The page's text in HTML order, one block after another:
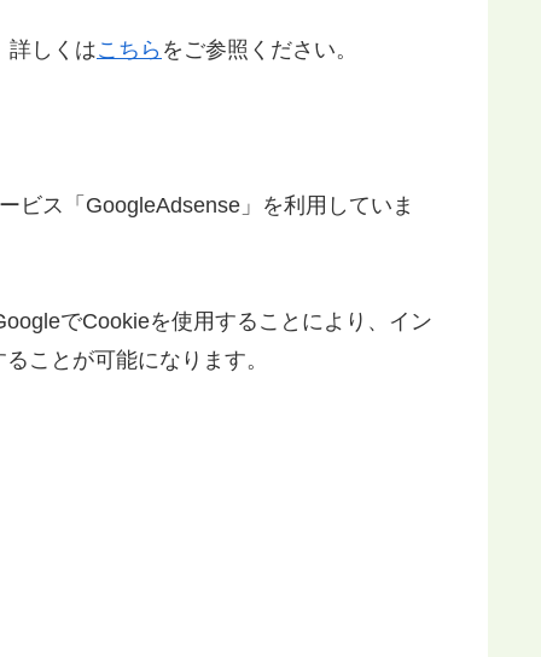
詳しくはこちら をご参照ください。
ビス「GoogleAdsense」を利用していま
でCookieを使用することにより、イン
ことが可能になります。